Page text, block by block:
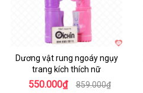
Dương vật rung ngoáy ngụy
trang kích thích nữ
550.000₫ 859.000₫